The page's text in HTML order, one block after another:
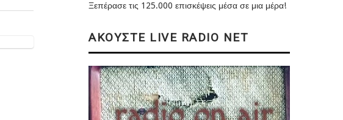
Ξεπέρασε τις 125.000 επισκέψεις μέσα σε μια μέρα!
ΑΚΟΥΣΤΕ LIVE RADIO NET